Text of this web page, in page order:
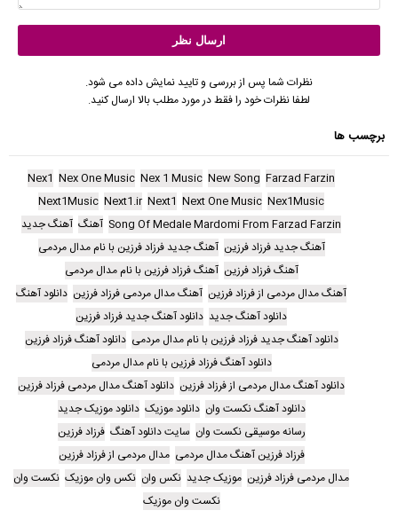
نظرات شما پس از بررسی و تایید نمایش داده می شود.
لطفا نظرات خود را فقط در مورد مطلب بالا ارسال کنید.
برچسب ها
Farzad Farzin
New Song
Nex 1 Music
Nex One Music
Nex1
Nex1Music
Next One Music
Next1
Next1.ir
Next1Music
Song Of Medale Mardomi From Farzad Farzin آهنگ آهنگ جدید
آهنگ جدید فرزاد فرزین آهنگ جدید فرزاد فرزین با نام مدال مردمی
آهنگ فرزاد فرزین آهنگ فرزاد فرزین با نام مدال مردمی
آهنگ مدال مردمی از فرزاد فرزین آهنگ مدال مردمی فرزاد فرزین دانلود آهنگ
دانلود آهنگ جدید دانلود آهنگ جدید فرزاد فرزین
دانلود آهنگ جدید فرزاد فرزین با نام مدال مردمی دانلود آهنگ فرزاد فرزین
دانلود آهنگ فرزاد فرزین با نام مدال مردمی
دانلود آهنگ مدال مردمی از فرزاد فرزین دانلود آهنگ مدال مردمی فرزاد فرزین
دانلود آهنگ نکست وان دانلود موزیک دانلود موزیک جدید
رسانه موسیقی نکست وان سایت دانلود آهنگ فرزاد فرزین
فرزاد فرزین آهنگ مدال مردمی مدال مردمی از فرزاد فرزین
مدال مردمی فرزاد فرزین موزیک جدید نکس وان نکس وان موزیک نکست وان
نکست وان موزیک